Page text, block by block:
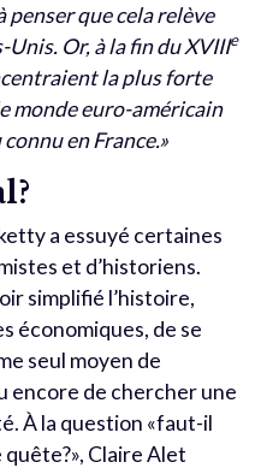
penser que cela relève
Or, à la fin du XVIIIe
la plus forte
monde euro-américain
en France.»
a essuyé certaines
et d’historiens.
simplifié l’histoire,
économiques, de se
seul moyen de
encore de chercher une
À la question «faut-il
Claire Alet